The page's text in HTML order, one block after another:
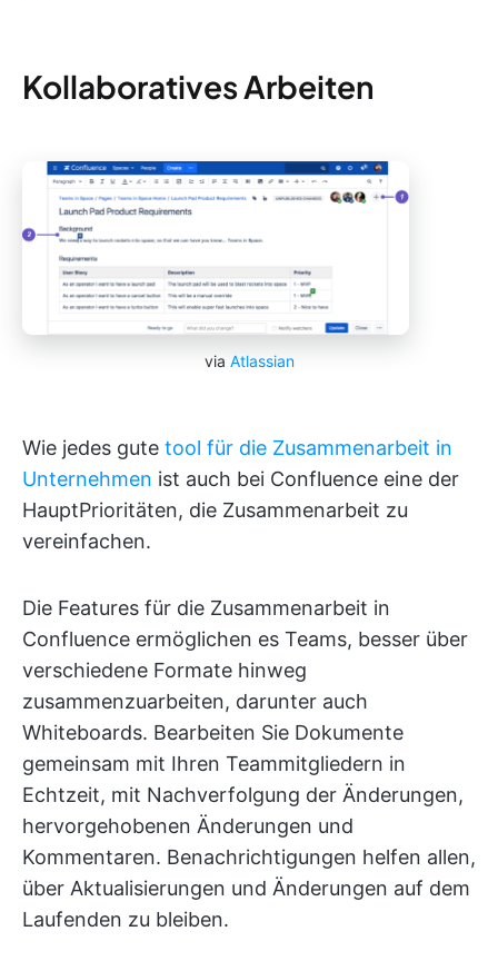
Kollaboratives Arbeiten
via Atlassian
Wie jedes gute tool für die Zusammenarbeit in
Unternehmen ist auch bei Confluence eine der
HauptPrioritäten, die Zusammenarbeit zu
vereinfachen.
Die Features für die Zusammenarbeit in
Confluence ermöglichen es Teams, besser über
verschiedene Formate hinweg
zusammenzuarbeiten, darunter auch
Whiteboards. Bearbeiten Sie Dokumente
gemeinsam mit Ihren Teammitgliedern in
Echtzeit, mit Nachverfolgung der Änderungen,
hervorgehobenen Änderungen und
Kommentaren. Benachrichtigungen helfen allen,
über Aktualisierungen und Änderungen auf dem
Laufenden zu bleiben.